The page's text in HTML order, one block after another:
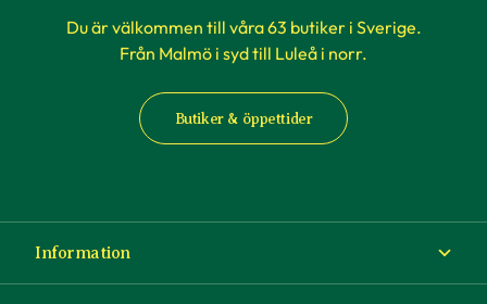
Du är välkommen till våra 63 butiker i Sverige.
Från Malmö i syd till Luleå i norr.
Butiker & öppettider
Information